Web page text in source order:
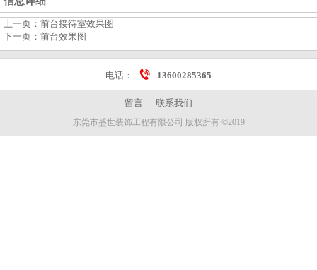
上一页： 前台接待室效果图
下一页： 前台效果图
电话： 13600285365
留言 联系我们
东莞市盛世装饰工程有限公司 版权所有 ©2019